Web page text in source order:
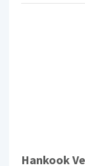
Hankook